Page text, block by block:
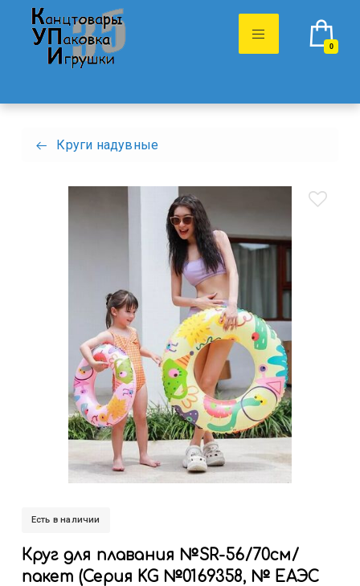
0
Круги надувные
Есть в наличии
Круг для плавания №SR-56/70см/
пакет (Серия KG №0169358, № ЕАЭС